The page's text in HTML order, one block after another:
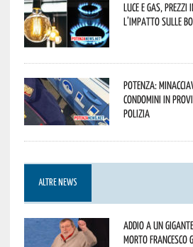
Luce e gas,
l’impatto sulle
Potenza:
condomini in
Polizia
ALTRE NEWS
Addio a un
morto Francesco